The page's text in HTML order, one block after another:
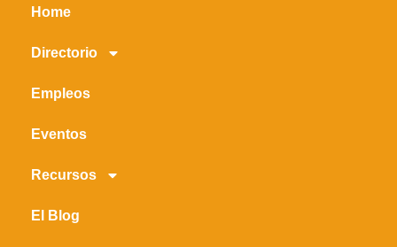
Home
Directorio
Empleos
Eventos
Recursos
El Blog